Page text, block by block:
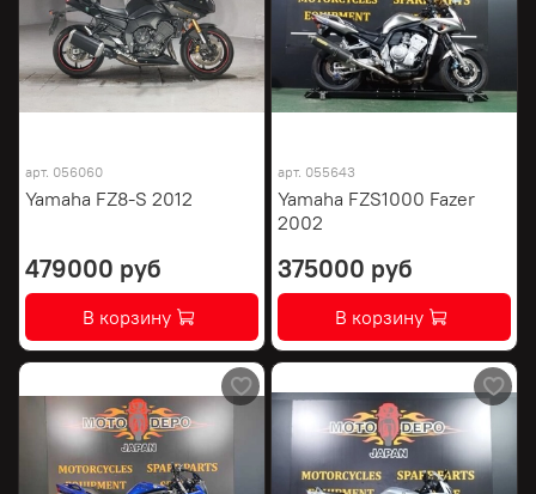
арт. 056060
Yamaha FZ8-S 2012
479000 руб
В корзину
арт. 055643
Yamaha FZS1000 Fazer
2002
375000 руб
В корзину